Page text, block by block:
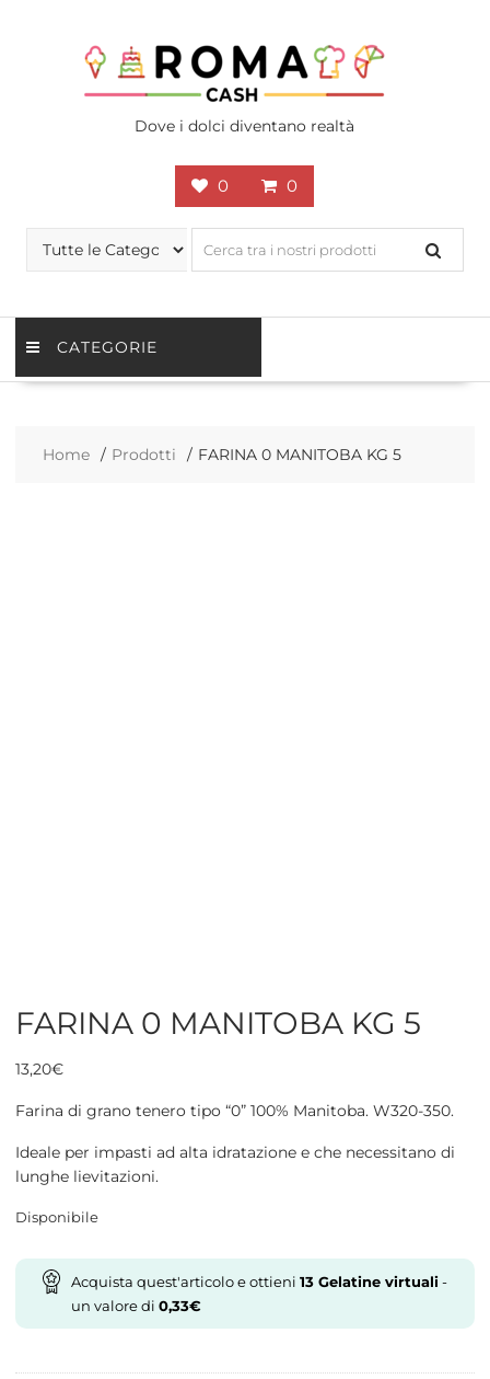
Dove i dolci diventano realtà
0 0
CATEGORIE
Home Prodotti FARINA 0 MANITOBA KG 5
FARINA 0 MANITOBA KG 5
13,20€
Farina di grano tenero tipo “0” 100% Manitoba. W320-350.
Ideale per impasti ad alta idratazione e che necessitano di
lunghe lievitazioni.
Disponibile
Acquista quest'articolo e ottieni 13Gelatine virtuali-
un valore di 0,33€